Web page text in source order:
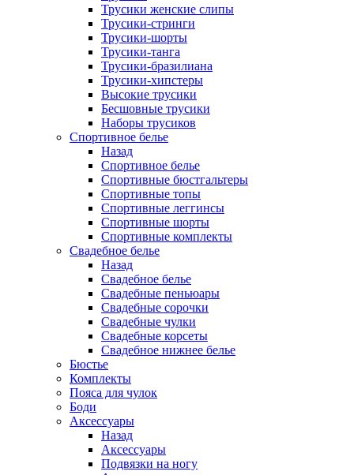
Трусики женские слипы
Трусики-стринги
Трусики-шорты
Трусики-танга
Трусики-бразилиана
Трусики-хипстеры
Высокие трусики
Бесшовные трусики
Наборы трусиков
Спортивное белье
Назад
Спортивное белье
Спортивные бюстгальтеры
Спортивные топы
Спортивные леггинсы
Спортивные шорты
Спортивные комплекты
Свадебное белье
Назад
Свадебное белье
Свадебные пеньюары
Свадебные сорочки
Свадебные чулки
Свадебные корсеты
Свадебное нижнее белье
Бюстье
Комплекты
Пояса для чулок
Боди
Аксессуары
Назад
Аксессуары
Подвязки на ногу